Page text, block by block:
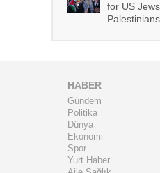
for US
Palestinians
HABER
Gündem
Politika
Dünya
Ekonomi
Spor
Yurt Haber